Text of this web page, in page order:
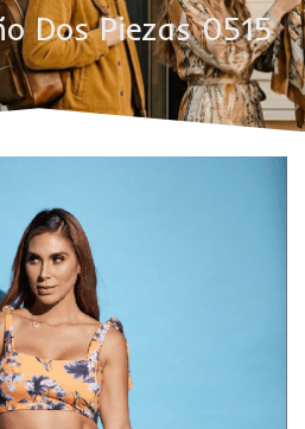
Dos Piezas 0515